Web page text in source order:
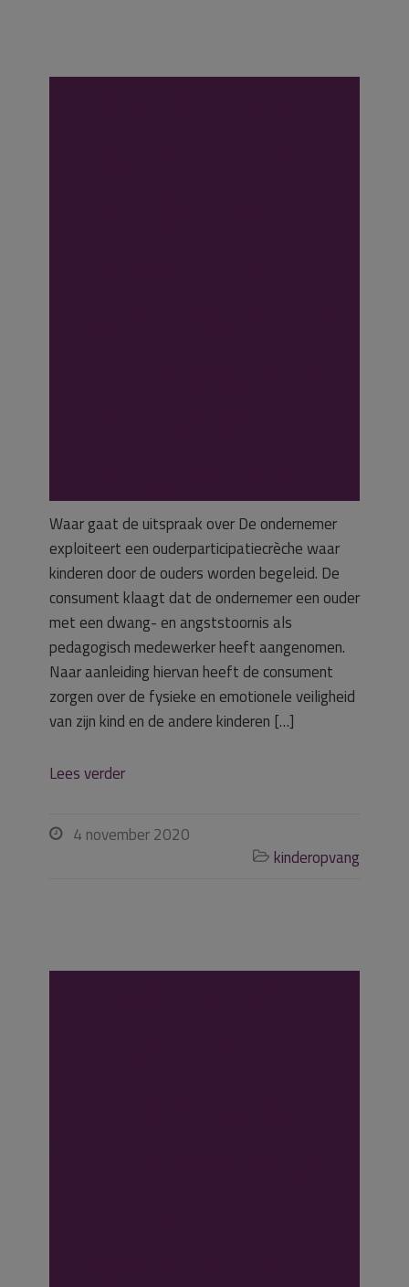
Waar gaat de uitspraak over De ondernemer
exploiteert een ouderparticipatiecrèche waar
kinderen door de ouders worden begeleid. De
consument klaagt dat de ondernemer een ouder
met een dwang- en angststoornis als
pedagogisch medewerker heeft aangenomen.
Naar aanleiding hiervan heeft de consument
zorgen over de fysieke en emotionele veiligheid
van zijn kind en de andere kinderen […]
Lees verder
 4 november 2020
 kinderopvang